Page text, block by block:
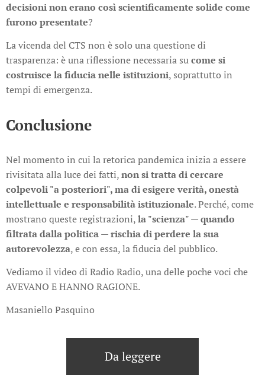
decisioni non erano così scientificamente solide come
furono presentate?
La vicenda del CTS non è solo una questione di
trasparenza: è una riflessione necessaria sucome si
costruisce la fiducia nelle istituzioni, soprattutto in
tempi di emergenza.
Conclusione
Nel momento in cui la retorica pandemica inizia a essere
rivisitata alla luce dei fatti,non si tratta di cercare
colpevoli "a posteriori", ma di esigere verità, onestà
intellettuale e responsabilità istituzionale. Perché, come
mostrano queste registrazioni,la "scienza" — quando
filtrata dalla politica — rischia di perdere la sua
autorevolezza, e con essa, la fiducia del pubblico.
Vediamo il video di Radio Radio, una delle poche voci che
AVEVANO E HANNO RAGIONE.
Masaniello Pasquino
Da leggere